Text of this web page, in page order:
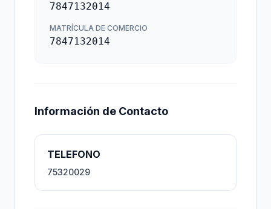
7847132014
MATRÍCULA DE COMERCIO
7847132014
Información de Contacto
TELEFONO
75320029